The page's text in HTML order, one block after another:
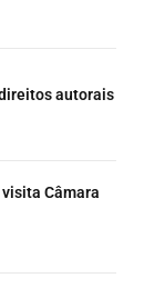
autorais
Câmara